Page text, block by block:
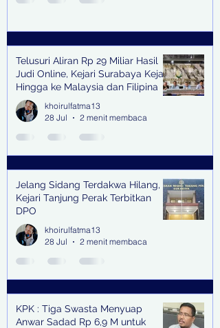
Telusuri Aliran Rp 29 Miliar Hasil
Judi Online, Kejari Surabaya Kejar
Hingga ke Malaysia dan Filipina
khoirulfatma13
28 Jul
2 menit membaca
Jelang Sidang Terdakwa Hilang,
Kejari Tanjung Perak Terbitkan
DPO
khoirulfatma13
28 Jul
2 menit membaca
KPK : Tiga Swasta Menyuap
Anwar Sadad Rp 6,9 M untuk